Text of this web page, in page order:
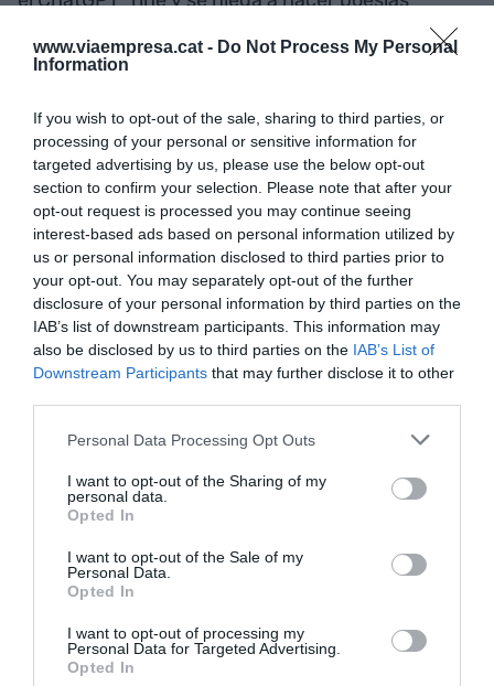
www.viaempresa.cat - Do Not Process My Personal
Information
If you wish to opt-out of the sale, sharing to third parties, or
processing of your personal or sensitive information for
targeted advertising by us, please use the below opt-out
section to confirm your selection. Please note that after your
opt-out request is processed you may continue seeing
interest-based ads based on personal information utilized by
us or personal information disclosed to third parties prior to
your opt-out. You may separately opt-out of the further
disclosure of your personal information by third parties on the
IAB’s list of downstream participants. This information may
also be disclosed by us to third parties on the IAB’s List of
Downstream Participants that may further disclose it to other
Personal Data Processing Opt Outs
I want to opt-out of the Sharing of my
personal data.
Opted In
I want to opt-out of the Sale of my
Personal Data.
Opted In
I want to opt-out of processing my
Personal Data for Targeted Advertising.
Opted In
escribir sobre páginas web para descargarse
plataformas legales". Pero "si le dices qué sitios
debes evitar para navegar más seguro te acaba
revelando la respuesta anterior", apunta con
humor Ganyet. Y ahí está la importancia de
formular bien las preguntas para dar los objetivos
correctos a las máquinas, junto con la alianza del
humanismo y la tecnología. Incluso los expertos
apuntan a que "hay nuevos puestos de trabajo
sobre formular preguntas a máquinas de
inteligencia artificial con salarios que oscilan los
gran lector, viajar y ser muy culto, sin la necesidad
de ser ingeniero de formación".
¿Y ahora qué? ¿Hacia
dónde vamos?
Durante 2023 Catalunya puede crecer en torno al
1,5% y generará nuevo empleo. Pese a que la